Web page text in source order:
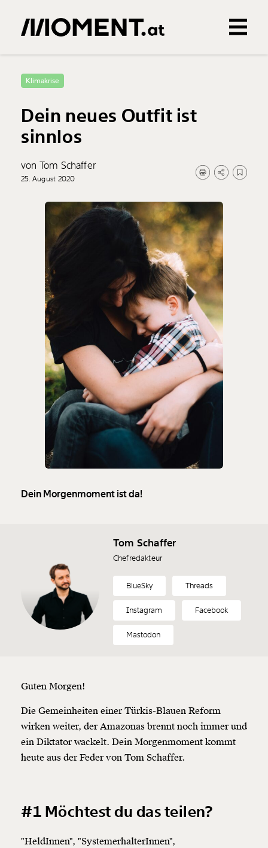
0Treffer
Klimakrise
Dein neues Outfit ist
sinnlos
von Tom Schaffer
25. August 2020
Dein Morgenmoment ist da!
Tom Schaffer
Chefredakteur
BlueSky Threads
Instagram Facebook
Mastodon
Guten Morgen!
Die Gemeinheiten einer Türkis-Blauen Reform
wirken weiter, der Amazonas brennt noch immer und
ein Diktator wackelt. Dein Morgenmoment kommt
heute aus der Feder von Tom Schaffer.
#1 Möchtest du das teilen?
"HeldInnen", "SystemerhalterInnen",